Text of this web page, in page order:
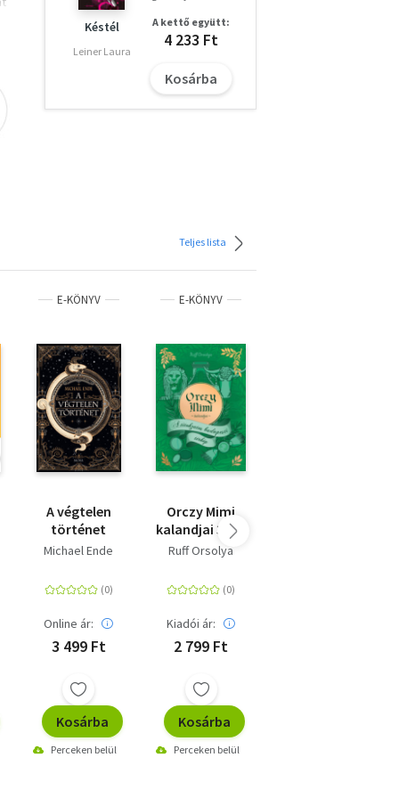
Késtél
Leiner Laura
A kettő együtt:
4 233 Ft
Kosárba
Teljes lista
E-KÖNYV
A végtelen
történet
Michael Ende
Online ár:
3 499 Ft
Kosárba
Perceken belül
E-KÖNYV
Orczy Mimi
kalandjai 3. - A
titokzatos
térkép
Ruff Orsolya
Kiadói ár:
2 799 Ft
Kosárba
Perceken belül